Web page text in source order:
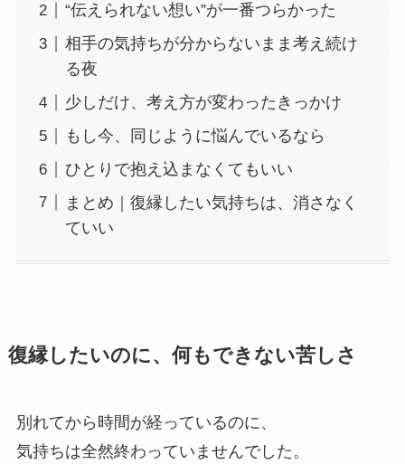
“伝えられない想い”が一番つらかった
相手の気持ちが分からないまま考え続け
る夜
少しだけ、考え方が変わったきっかけ
もし今、同じように悩んでいるなら
ひとりで抱え込まなくてもいい
まとめ｜復縁したい気持ちは、消さなく
ていい
復縁したいのに、何もできない苦しさ
別れてから時間が経っているのに、
気持ちは全然終わっていませんでした。